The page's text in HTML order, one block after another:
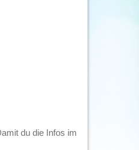
du die Infos im